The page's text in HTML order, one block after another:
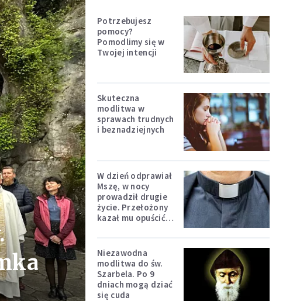
Potrzebujesz
pomocy?
Pomodlimy się w
Twojej intencji
Skuteczna
modlitwa w
sprawach trudnych
i beznadziejnych
W dzień odprawiał
Mszę, w nocy
prowadził drugie
życie. Przełożony
kazał mu opuścić
Niezawodna
modlitwa do św.
Szarbela. Po 9
dniach mogą dziać
się cuda